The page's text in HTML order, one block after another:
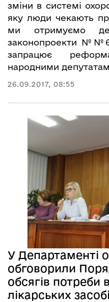
зміни в системі
яку люди чекають
ми отримуємо
законопроекти
запрацює
народними
26.09.2017, 08:55
У Департаменті
обговорили
обсягів потреби
лікарських